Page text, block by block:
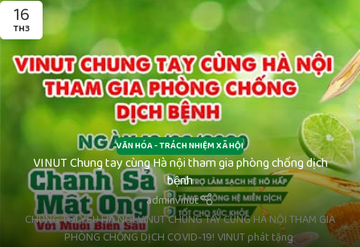
16
TH3
VĂN HÓA - TRÁCH NHIỆM XÃ HỘI
VINUT Chung tay cùng Hà nội tham gia phòng chống dịch
bệnh
adminvinut
CHÚNG TÔI YÊU HÀ NỘI VINUT CHUNG TAY CÙNG HÀ NỘI THAM GIA
PHÒNG CHỐNG DỊCH COVID-19! VINUT phát tặng